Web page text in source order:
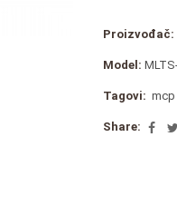
Proizvođač:
Model:
Tagovi: mcp
Share: